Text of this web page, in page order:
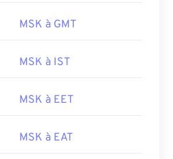
MSK à GMT
MSK à IST
MSK à EET
MSK à EAT